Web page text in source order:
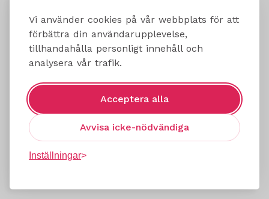
Vi använder cookies på vår webbplats för att
förbättra din användarupplevelse,
tillhandahålla personligt innehåll och
analysera vår trafik.
Acceptera alla
Avvisa icke-nödvändiga
Inställningar